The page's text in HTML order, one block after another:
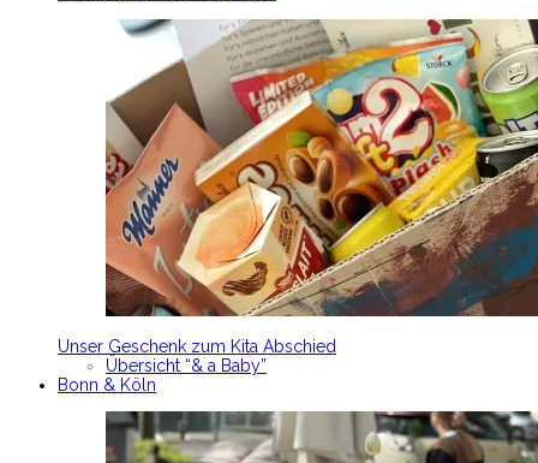
Unser Geschenk zum Kita Abschied
Übersicht “& a Baby”
Bonn & Köln